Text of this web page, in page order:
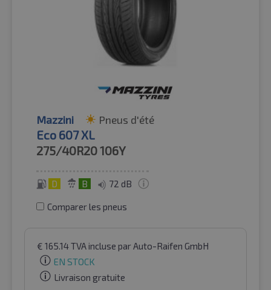
Mazzini Pneus d'été
Eco 607 XL
275/40R20106Y
D B 72 dB
Comparer les pneus
€ 165.14TVA incluse par Auto-Raifen GmbH
EN STOCK
Livraison gratuite